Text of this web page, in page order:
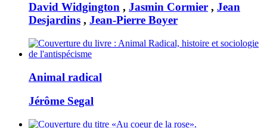
David Widgington , Jasmin Cormier , Jean
Desjardins , Jean-Pierre Boyer
Animal radical
Jérôme Segal